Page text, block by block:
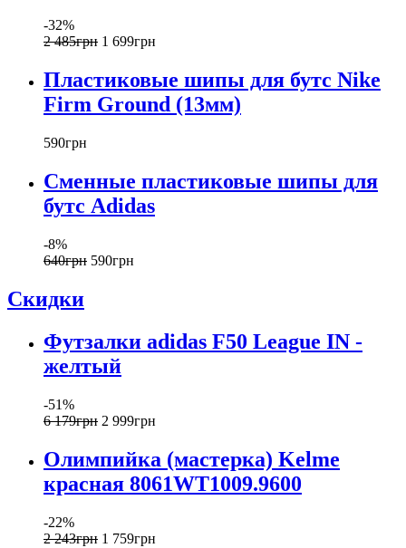
-32%
2 485грн 1 699грн
Пластиковые шипы для бутс Nike
Firm Ground (13мм)
590грн
Сменные пластиковые шипы для
бутс Adidas
-8%
640грн 590грн
Скидки
Футзалки adidas F50 League IN -
желтый
-51%
6 179грн 2 999грн
Олимпийка (мастерка) Kelme
красная 8061WT1009.9600
-22%
2 243грн 1 759грн